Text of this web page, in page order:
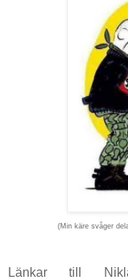
(Min käre svåger
Länkar till